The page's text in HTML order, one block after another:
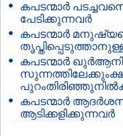
കപടന്മാര്‍
പേടിക്കുന്നവര്‍
കപടന്മാര്‍
കപടന്മാര്‍
കപടന്മാര്‍
ആടിക്കളിക്കുന്നവര്‍